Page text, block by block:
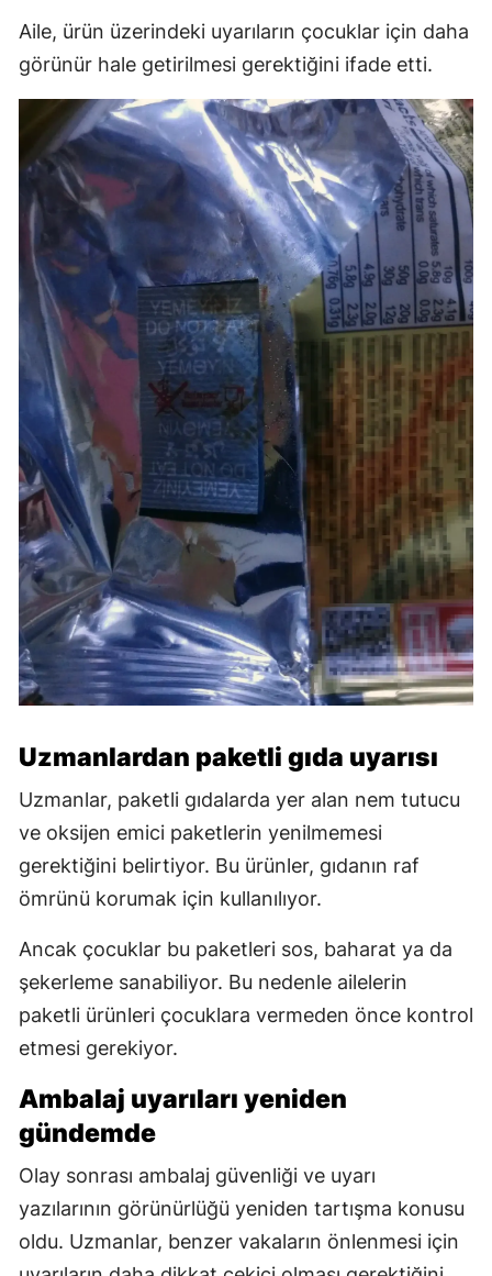
Aile, ürün üzerindeki uyarıların çocuklar için daha
görünür hale getirilmesi gerektiğini ifade etti.
Uzmanlardan paketli gıda uyarısı
Uzmanlar, paketli gıdalarda yer alan nem tutucu
ve oksijen emici paketlerin yenilmemesi
gerektiğini belirtiyor. Bu ürünler, gıdanın raf
ömrünü korumak için kullanılıyor.
Ancak çocuklar bu paketleri sos, baharat ya da
şekerleme sanabiliyor. Bu nedenle ailelerin
paketli ürünleri çocuklara vermeden önce kontrol
etmesi gerekiyor.
Ambalaj uyarıları yeniden
gündemde
Olay sonrası ambalaj güvenliği ve uyarı
yazılarının görünürlüğü yeniden tartışma konusu
oldu. Uzmanlar, benzer vakaların önlenmesi için